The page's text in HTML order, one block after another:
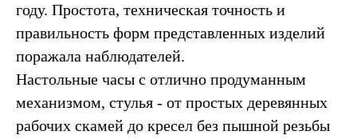
году. Простота, техническая точность и
правильность форм представленных изделий
поражала наблюдателей.
Настольные часы с отлично продуманным
механизмом, стулья - от простых деревянных
рабочих скамей до кресел без пышной резьбы